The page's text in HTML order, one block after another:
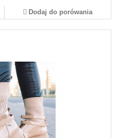
Dodaj do porówania